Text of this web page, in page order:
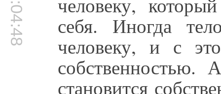
00:04:48 себя. Иногда
человеку, и с
становится